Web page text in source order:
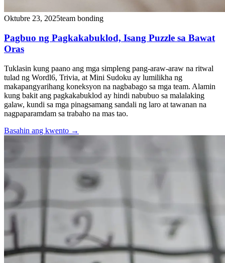
Oktubre 23, 2025team bonding
Pagbuo ng Pagkakabuklod, Isang Puzzle sa Bawat
Oras
Tuklasin kung paano ang mga simpleng pang-araw-araw na ritwal
tulad ng Wordl6, Trivia, at Mini Sudoku ay lumilikha ng
makapangyarihang koneksyon na nagbabago sa mga team. Alamin
kung bakit ang pagkakabuklod ay hindi nabubuo sa malalaking
galaw, kundi sa mga pinagsamang sandali ng laro at tawanan na
nagpaparamdam sa trabaho na mas tao.
Basahin ang kwento →